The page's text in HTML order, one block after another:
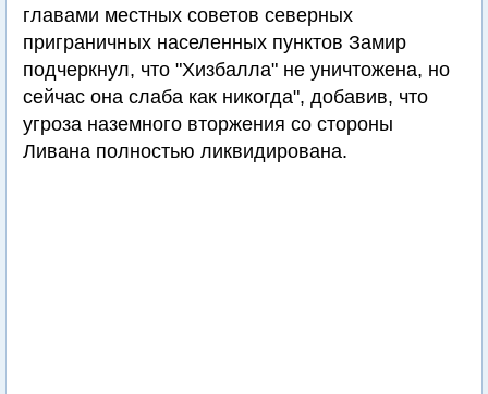
главами местных советов северных
приграничных населенных пунктов Замир
подчеркнул, что "Хизбалла" не уничтожена, но
сейчас она слаба как никогда", добавив, что
угроза наземного вторжения со стороны
Ливана полностью ликвидирована.